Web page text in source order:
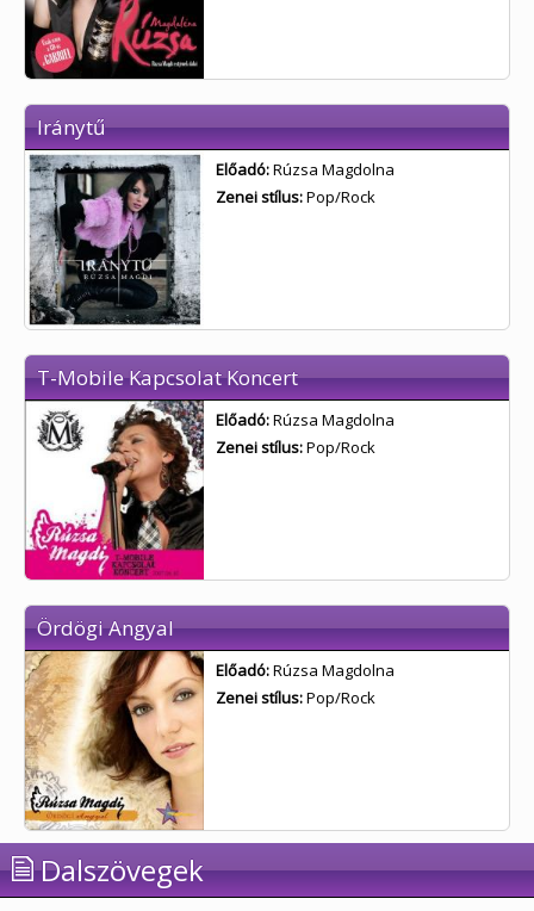
Iránytű
Előadó:Rúzsa Magdolna
Zenei stílus:Pop/Rock
T-Mobile Kapcsolat Koncert
Előadó:Rúzsa Magdolna
Zenei stílus:Pop/Rock
Ördögi Angyal
Előadó:Rúzsa Magdolna
Zenei stílus:Pop/Rock
Dalszövegek